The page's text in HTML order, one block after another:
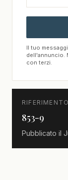
Il tuo
dell'annuncio.
con terzi.
853-9
Pubblicato il